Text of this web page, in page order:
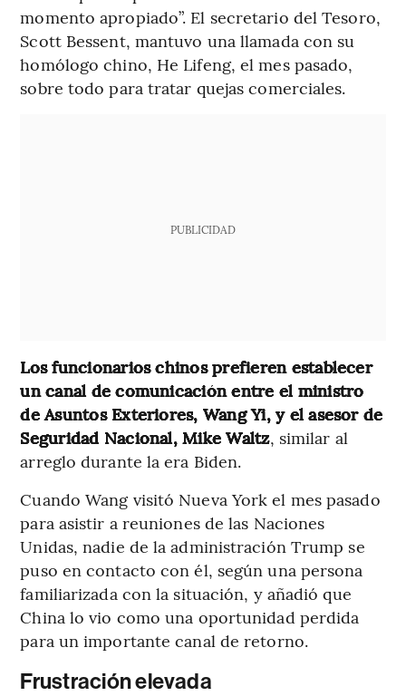
momento apropiado”. El secretario del Tesoro,
Scott Bessent, mantuvo una llamada con su
homólogo chino, He Lifeng, el mes pasado,
sobre todo para tratar quejas comerciales.
PUBLICIDAD
Los funcionarios chinos prefieren establecer
un canal de comunicación entre el ministro
de Asuntos Exteriores, Wang Yi, y el asesor de
Seguridad Nacional, Mike Waltz, similar al
arreglo durante la era Biden.
Cuando Wang visitó Nueva York el mes pasado
para asistir a reuniones de las Naciones
Unidas, nadie de la administración Trump se
puso en contacto con él, según una persona
familiarizada con la situación, y añadió que
China lo vio como una oportunidad perdida
para un importante canal de retorno.
Frustración elevada